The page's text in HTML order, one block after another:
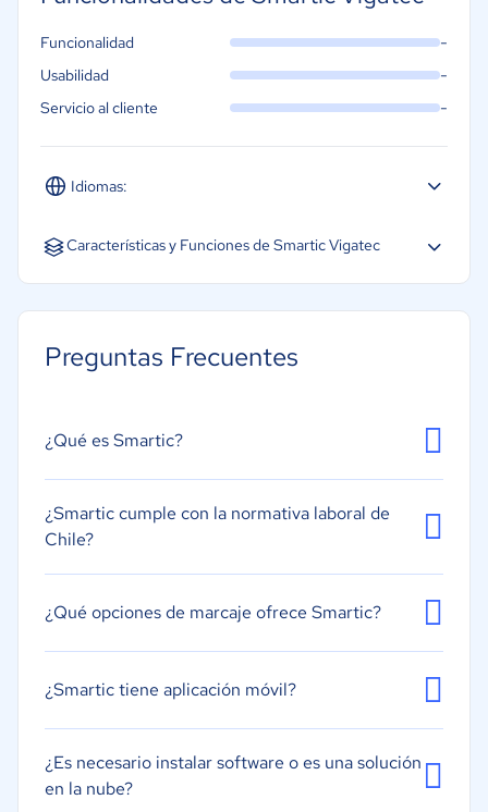
Idiomas:
Español
Funcionalidad -
Usabilidad -
Servicio al cliente -
Características y Funciones de Smartic Vigatec
Cálculo de horas extra
Seguimiento de asalariados
Seguimiento de vacaciones/ausencias
Seguimiento del tiempo
Tarjeta perforada en línea
Preguntas Frecuentes
¿Qué es Smartic?
¿Smartic cumple con la normativa laboral de
Chile?
¿Qué opciones de marcaje ofrece Smartic?
¿Smartic tiene aplicación móvil?
¿Es necesario instalar software o es una solución
en la nube?